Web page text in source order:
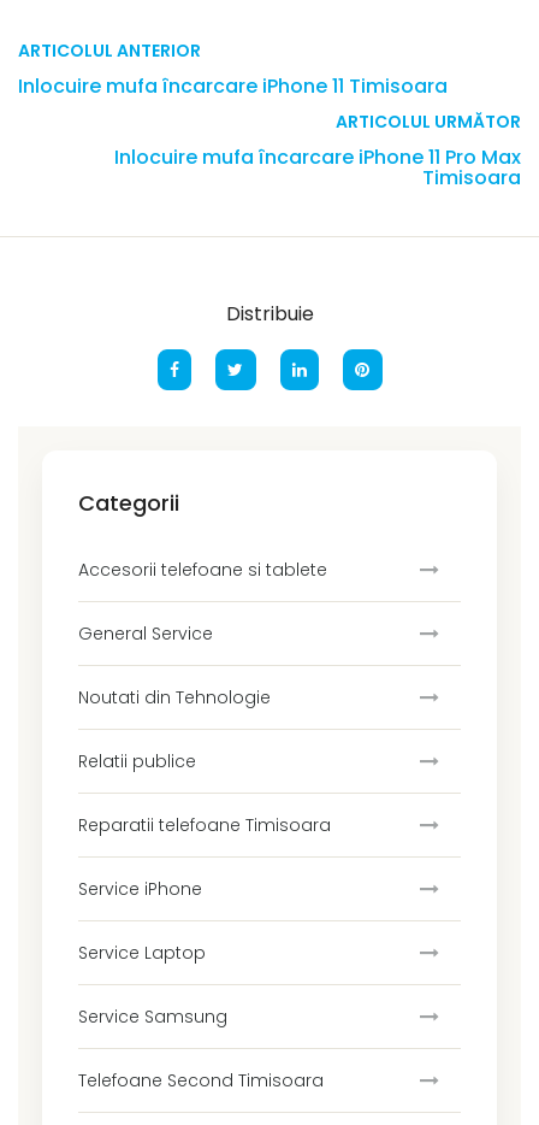
ARTICOLUL ANTERIOR
Inlocuire mufa încarcare iPhone 11 Timisoara
ARTICOLUL URMĂTOR
Inlocuire mufa încarcare iPhone 11 Pro Max
Timisoara
Distribuie
Categorii
Accesorii telefoane si tablete
General Service
Noutati din Tehnologie
Relatii publice
Reparatii telefoane Timisoara
Service iPhone
Service Laptop
Service Samsung
Telefoane Second Timisoara